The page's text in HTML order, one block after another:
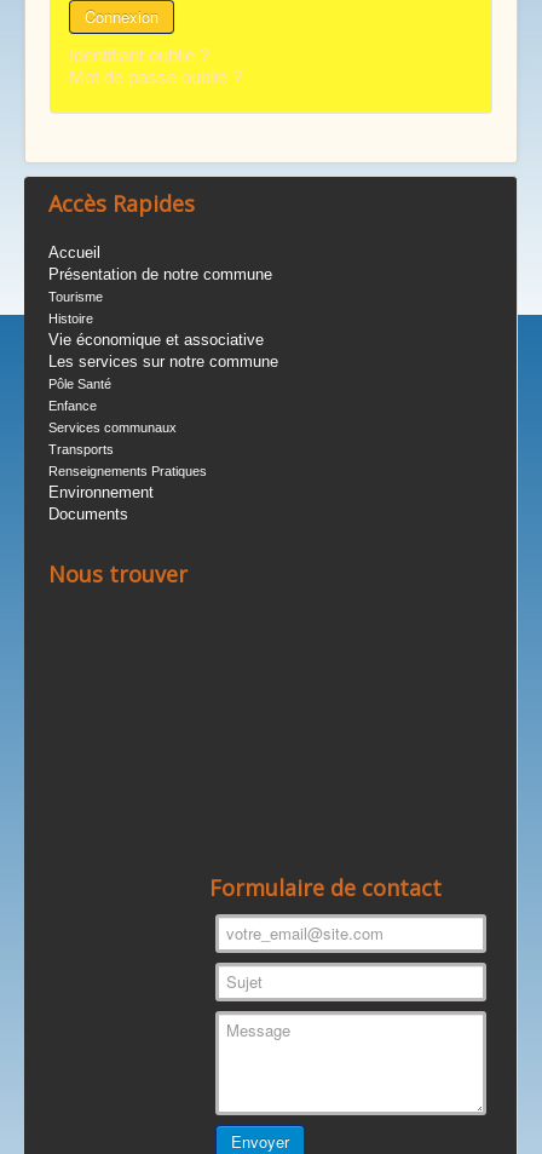
Connexion
Identifiant oublié ?
Mot de passe oublié ?
Accès Rapides
Accueil
Présentation de notre commune
Tourisme
Histoire
Vie économique et associative
Les services sur notre commune
Pôle Santé
Enfance
Services communaux
Transports
Renseignements Pratiques
Environnement
Documents
Nous trouver
Formulaire de contact